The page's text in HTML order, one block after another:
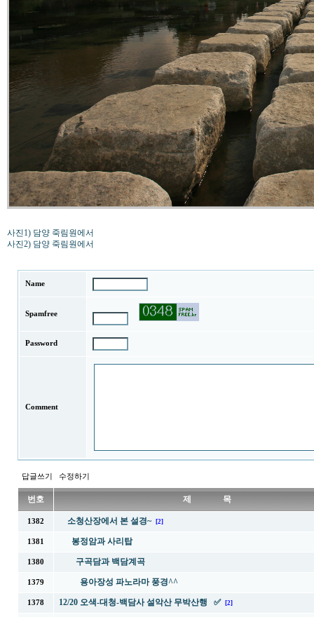
사진1) 담양 죽림원에서
사진2) 담양 죽림원에서
Name
Spamfree
Password
Comment
답글쓰기 수정하기
번호 제 목
1382 소청산장에서 본 설경~ [2]
1381 봉정암과 사리탑
1380 구곡담과 백담계곡
1379 용아장성 파노라마 풍경^^
1378 12/20 오색-대청-백담사 설악산 무박산행 ✅ [2]